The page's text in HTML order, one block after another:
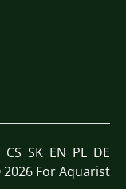
CS SK EN PL DE
For Aquarist